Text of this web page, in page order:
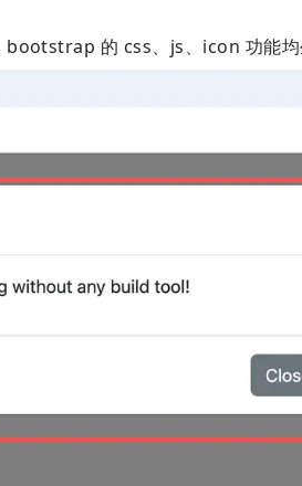
bootstrap 的 css、js、icon 功能